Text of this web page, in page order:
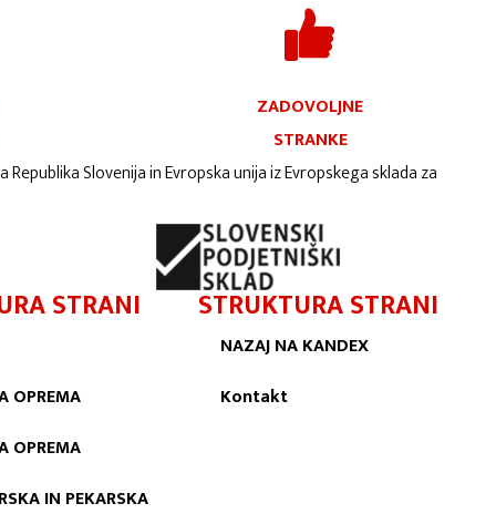
ZADOVOLJNE
STRANKE
Slovenija in Evropska unija iz Evropskega sklada za
STRANI
OPREMA
OPREMA
IN PEKARSKA
STRUKTURA STRANI
NAZAJ NA KANDEX
Kontakt